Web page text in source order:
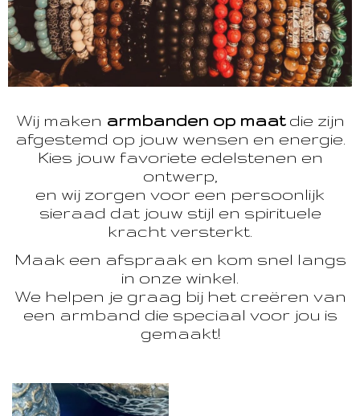
Wij maken armbanden op maatdie zijn
afgestemd op jouw wensen en energie.
Kies jouw favoriete edelstenen en
ontwerp,
en wij zorgen voor een persoonlijk
sieraad dat jouw stijl en spirituele
kracht versterkt.
Maak een afspraak en kom snel langs
in onze winkel.
We helpen je graag bij het creëren van
een armband die speciaal voor jou is
gemaakt!